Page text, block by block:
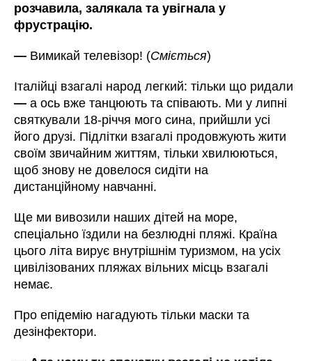
розчавила, залякала та увігнала у
фрустрацію.
— Вимикай телевізор! (Сміється)
Італійці взагалі народ легкий: тільки що ридали
— а ось вже танцюють та співають. Ми у липні
святкували 18-річчя мого сина, прийшли усі
його друзі. Підлітки взагалі продовжують жити
своїм звичайним життям, тільки хвилюються,
щоб знову не довелося сидіти на
дистанційному навчанні.
Ще ми вивозили наших дітей на море,
спеціально їздили на безлюдні пляжі. Країна
цього літа вирує внутрішнім туризмом, на усіх
цивілізованих пляжах вільних місць взагалі
немає.
Про епідемію нагадують тільки маски та
дезінфектори.